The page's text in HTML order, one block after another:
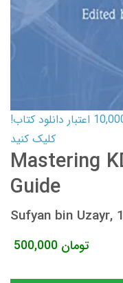
کارت اعتباری کتاب دانلود با 10,000,000 اعتبار دانلود کتاب!
کلیک کنید
Mastering
Guide
Sufyan bin Uzayr,
500,000 تومان